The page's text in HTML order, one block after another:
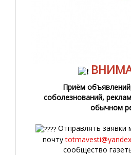
Приём
соболезнований,
обычном
Отправлять заявки
почту
сообщество